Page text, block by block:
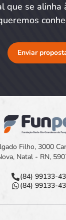
que se alinha
Enviar
Filho, 3000
Natal - RN,
(84) 99133-
(84) 99133-